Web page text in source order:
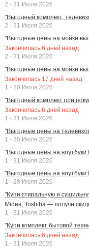
2 - 31 Июля 2026
"Выгодный комплект:
2 - 31 Июля 2026
"Выгодные цены на мойки
Закончилась 6 дней назад
2 - 31 Июля 2026
"Выгодные цены на мойки
Закончилась 17 дней назад
1 - 20 Июля 2026
"Выгодный комплект при
Закончилась 6 дней назад
1 - 31 Июля 2026
"Выгодные цены на
1 - 20 Июля 2026
"Выгодные цены на ноутбуки
1 - 31 Июля 2026
"Выгодные цены на ноутбуки
1 - 28 Июля 2026
"Купи стиральную и
Midea, Toshiba — получи
1 - 31 Июля 2026
"Купи комплект бытовой
Закончилась 6 дней назад
1 - 31 Июля 2026